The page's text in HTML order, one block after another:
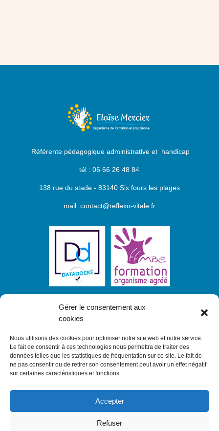
Gérer le consentement aux
cookies
Nous utilisons des cookies pour optimiser notre site web et notre service.
Le fait de consentir à ces technologies nous permettra de traiter des
données telles que les statistiques de fréquentation sur ce site. Le fait de
ne pas consentir ou de retirer son consentement peut avoir un effet négatif
sur certaines caractéristiques et fonctions.
Accepter
Refuser
Référente pédagogique administrative et handicap
tél : 06 66 26 48 84
138 rue du stade - 83140 Six fours les plages
mail: contact@reflexo-vitale.fr
Inscrivez-vous à notre newsletter etrecevez
toutes nos actualités sur nos formations
S'INSCRIRE À LA NEWSLETTER
Lien vers le partenaire commercial :